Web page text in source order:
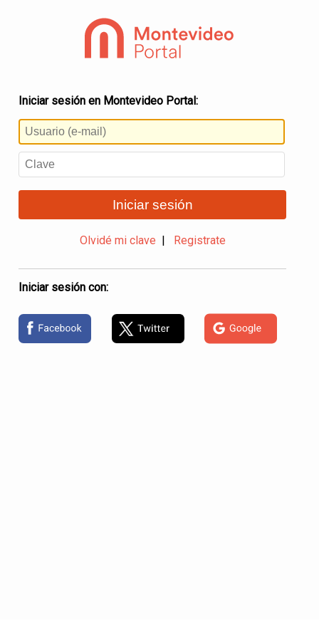
Iniciar sesión en Montevideo Portal:
Iniciar sesión
Olvidé mi clave Registrate
Iniciar sesión con: